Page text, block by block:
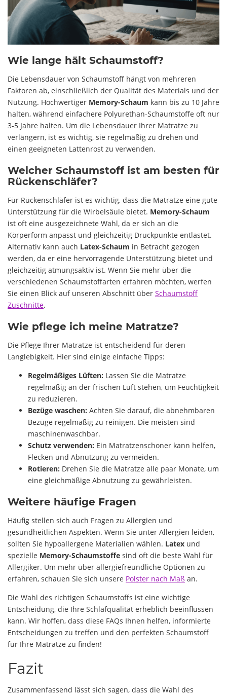
Wie lange hält Schaumstoff?
Die Lebensdauer von Schaumstoff hängt von mehreren
Faktoren ab, einschließlich der Qualität des Materials und der
Nutzung. Hochwertiger Memory-Schaum kann bis zu 10 Jahre
halten, während einfachere Polyurethan-Schaumstoffe oft nur
3-5 Jahre halten. Um die Lebensdauer Ihrer Matratze zu
verlängern, ist es wichtig, sie regelmäßig zu drehen und
einen geeigneten Lattenrost zu verwenden.
Welcher Schaumstoff ist am besten für
Rückenschläfer?
Für Rückenschläfer ist es wichtig, dass die Matratze eine gute
Unterstützung für die Wirbelsäule bietet. Memory-Schaum
ist oft eine ausgezeichnete Wahl, da er sich an die
Körperform anpasst und gleichzeitig Druckpunkte entlastet.
Alternativ kann auch Latex-Schaum in Betracht gezogen
werden, da er eine hervorragende Unterstützung bietet und
gleichzeitig atmungsaktiv ist. Wenn Sie mehr über die
verschiedenen Schaumstoffarten erfahren möchten, werfen
Sie einen Blick auf unseren Abschnitt über Schaumstoff
Zuschnitte.
Wie pflege ich meine Matratze?
Die Pflege Ihrer Matratze ist entscheidend für deren
Langlebigkeit. Hier sind einige einfache Tipps:
Regelmäßiges Lüften: Lassen Sie die Matratze
regelmäßig an der frischen Luft stehen, um Feuchtigkeit
zu reduzieren.
Bezüge waschen: Achten Sie darauf, die abnehmbaren
Bezüge regelmäßig zu reinigen. Die meisten sind
maschinenwaschbar.
Schutz verwenden: Ein Matratzenschoner kann helfen,
Flecken und Abnutzung zu vermeiden.
Rotieren: Drehen Sie die Matratze alle paar Monate, um
eine gleichmäßige Abnutzung zu gewährleisten.
Weitere häufige Fragen
Häufig stellen sich auch Fragen zu Allergien und
gesundheitlichen Aspekten. Wenn Sie unter Allergien leiden,
sollten Sie hypoallergene Materialien wählen. Latex und
spezielle Memory-Schaumstoffe sind oft die beste Wahl für
Allergiker. Um mehr über allergiefreundliche Optionen zu
erfahren, schauen Sie sich unsere Polster nach Maß an.
Die Wahl des richtigen Schaumstoffs ist eine wichtige
Entscheidung, die Ihre Schlafqualität erheblich beeinflussen
kann. Wir hoffen, dass diese FAQs Ihnen helfen, informierte
Entscheidungen zu treffen und den perfekten Schaumstoff
für Ihre Matratze zu finden!
Fazit
Zusammenfassend lässt sich sagen, dass die Wahl des